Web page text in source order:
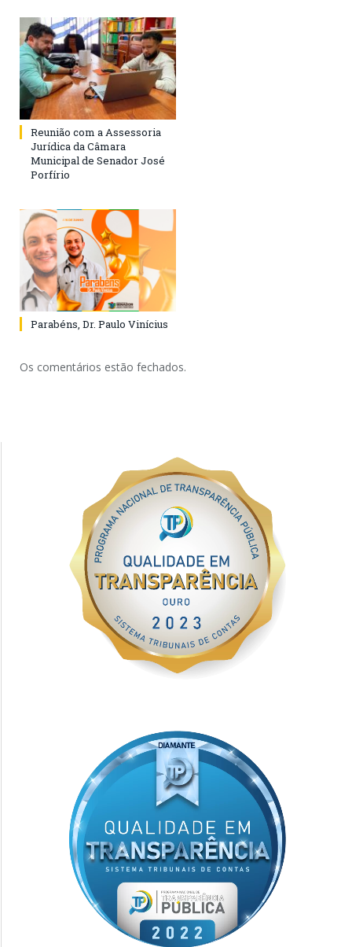
Reunião com a Assessoria
Jurídica da Câmara
Municipal de Senador José
Porfírio
Parabéns, Dr. Paulo Vinícius
Os comentários estão fechados.